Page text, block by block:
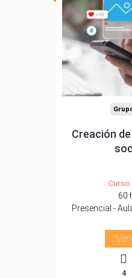
Para
autónomos
Para todos
Creación
60
Presencial -
Ver
4